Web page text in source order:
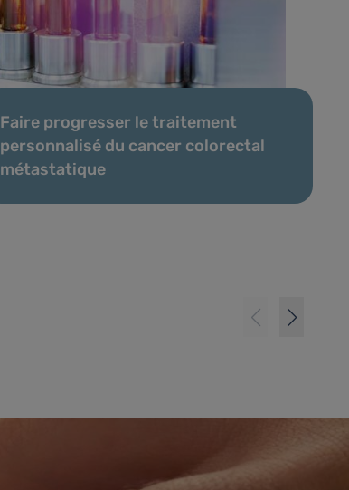
Faire progresser le traitement
personnalisé du cancer colorectal
métastatique